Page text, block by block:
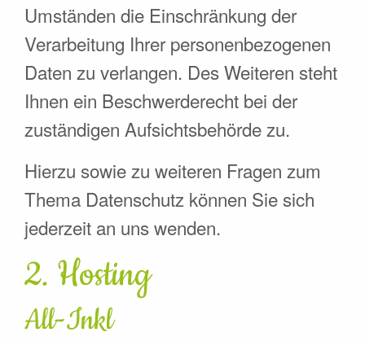
Umständen die Einschränkung der
Verarbeitung Ihrer personenbezogenen
Daten zu verlangen. Des Weiteren steht
Ihnen ein Beschwerderecht bei der
zuständigen Aufsichtsbehörde zu.
Hierzu sowie zu weiteren Fragen zum
Thema Datenschutz können Sie sich
jederzeit an uns wenden.
2. Hosting
All-Inkl